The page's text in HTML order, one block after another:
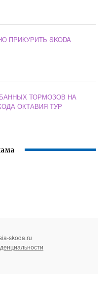
ПРИКУРИТЬ SKODA
ТОРМОЗОВ НА
ОКТАВИЯ ТУР
skoda.ru